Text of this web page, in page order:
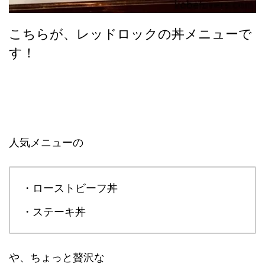
こちらが、レッドロックの丼メニューで
す！
人気メニューの
・ローストビーフ丼
・ステーキ丼
や、ちょっと贅沢な